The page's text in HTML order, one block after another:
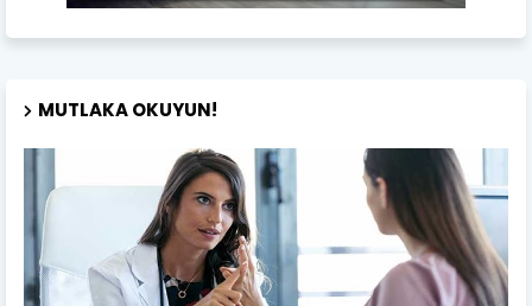
MUTLAKA OKUYUN!